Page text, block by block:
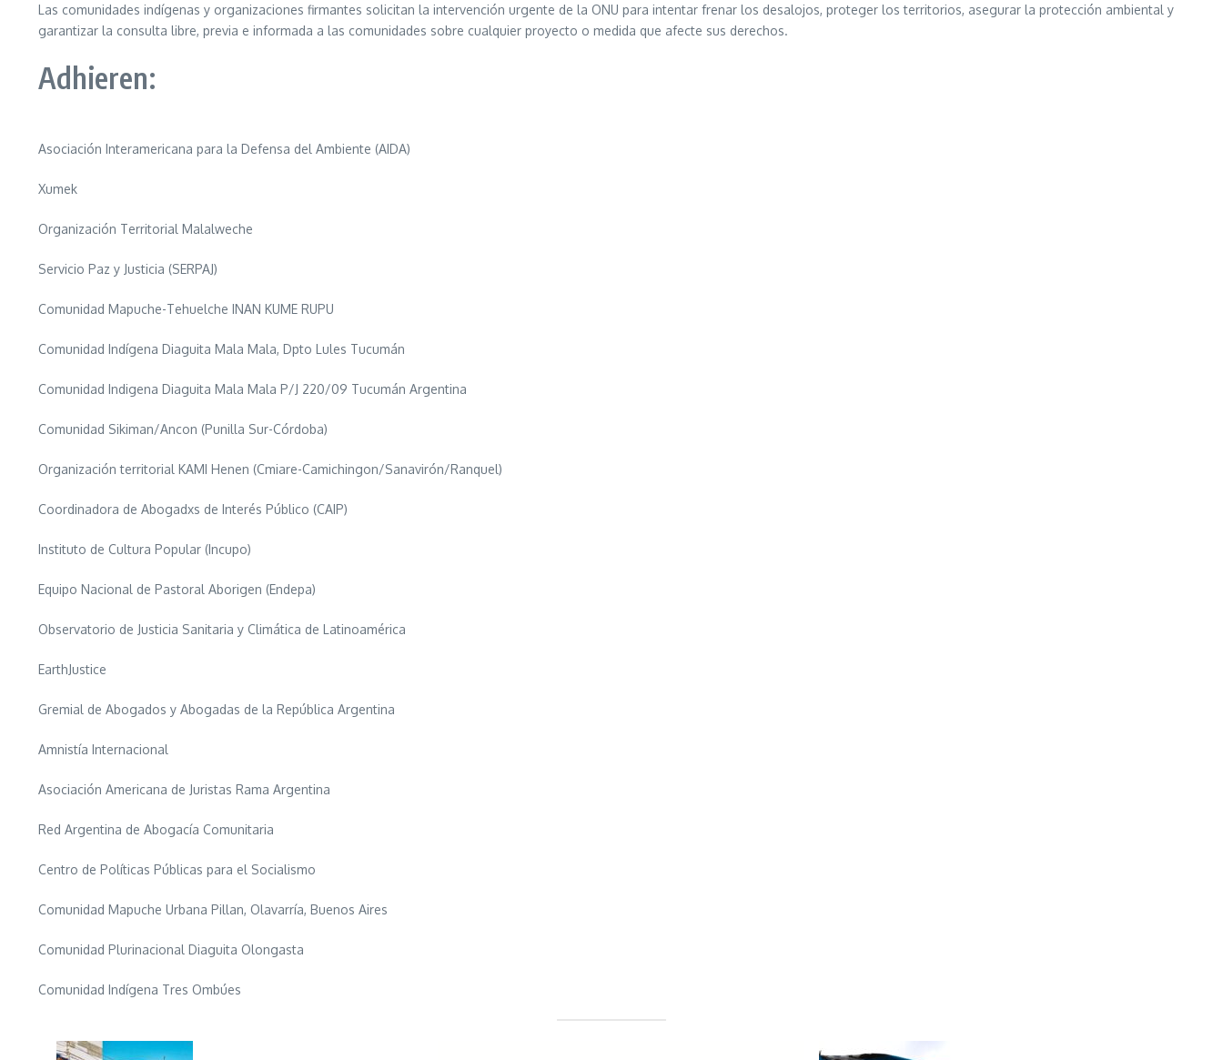
Las comunidades indígenas y organizaciones firmantes solicitan la intervención urgente de la ONU para intentar frenar los desalojos, proteger los territorios, asegurar la protección ambiental y
garantizar la consulta libre, previa e informada a las comunidades sobre cualquier proyecto o medida que afecte sus derechos.
Adhieren:
Asociación Interamericana para la Defensa del Ambiente (AIDA)
Xumek
Organización Territorial Malalweche
Servicio Paz y Justicia (SERPAJ)
Comunidad Mapuche-Tehuelche INAN KUME RUPU
Comunidad Indígena Diaguita Mala Mala, Dpto Lules Tucumán
Comunidad Indigena Diaguita Mala Mala P/J 220/09 Tucumán Argentina
Comunidad Sikiman/Ancon (Punilla Sur-Córdoba)
Organización territorial KAMI Henen (Cmiare-Camichingon/Sanavirón/Ranquel)
Coordinadora de Abogadxs de Interés Público (CAIP)
Instituto de Cultura Popular (Incupo)
Equipo Nacional de Pastoral Aborigen (Endepa)
Observatorio de Justicia Sanitaria y Climática de Latinoamérica
EarthJustice
Gremial de Abogados y Abogadas de la República Argentina
Amnistía Internacional
Asociación Americana de Juristas Rama Argentina
Red Argentina de Abogacía Comunitaria
Centro de Políticas Públicas para el Socialismo
Comunidad Mapuche Urbana Pillan, Olavarría, Buenos Aires
Comunidad Plurinacional Diaguita Olongasta
Comunidad Indígena Tres Ombúes